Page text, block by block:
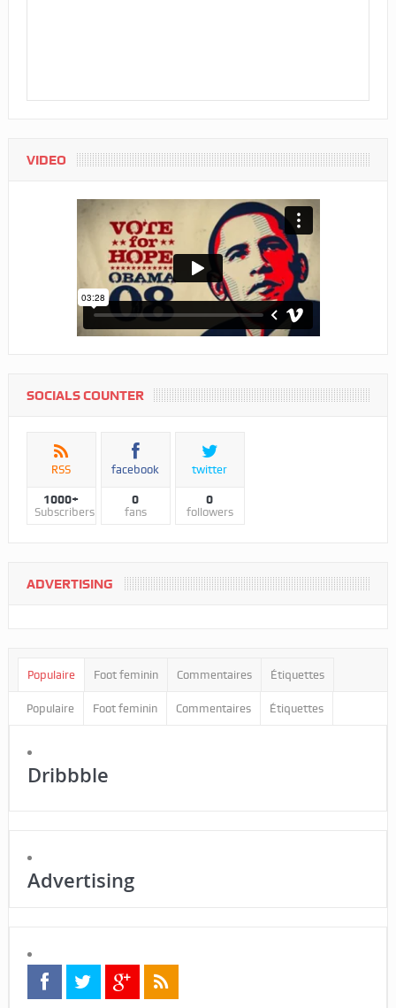
VIDEO
SOCIALS COUNTER
RSS
1000+
Subscribers
facebook
0
fans
twitter
0
followers
ADVERTISING
Populaire Foot feminin Commentaires Étiquettes
Populaire Foot feminin Commentaires Étiquettes
Dribbble
Advertising